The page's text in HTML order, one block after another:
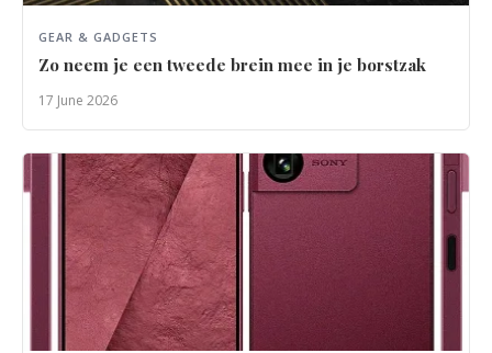
GEAR & GADGETS
Zo neem je een tweede brein mee in je borstzak
17 June 2026